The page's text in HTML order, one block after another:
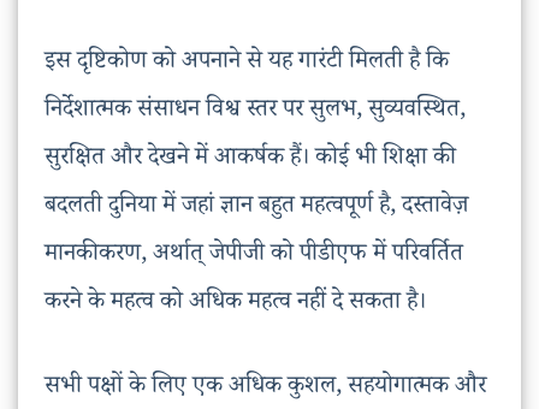
इस दृष्टिकोण को अपनाने से यह गारंटी मिलती है कि
निर्देशात्मक संसाधन विश्व स्तर पर सुलभ, सुव्यवस्थित,
सुरक्षित और देखने में आकर्षक हैं। कोई भी शिक्षा की
बदलती दुनिया में जहां ज्ञान बहुत महत्वपूर्ण है, दस्तावेज़
मानकीकरण, अर्थात् जेपीजी को पीडीएफ में परिवर्तित
करने के महत्व को अधिक महत्व नहीं दे सकता है।
सभी पक्षों के लिए एक अधिक कुशल, सहयोगात्मक और